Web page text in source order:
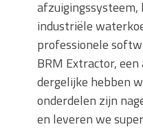
afzuigingssysteem,
industriële
professionele
BRM Extractor,
dergelijke hebben
onderdelen zijn
en leveren we